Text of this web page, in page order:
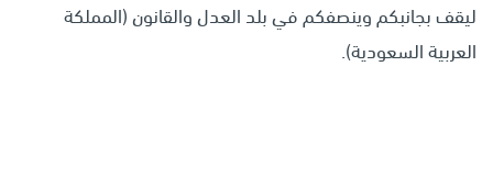
ليقف بجانبكم وينصفكم في بلد العدل والقانون (المملكة
العربية السعودية).